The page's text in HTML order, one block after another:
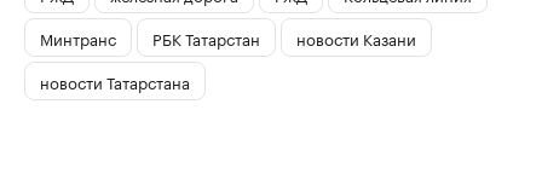
Минтранс
РБК Татарстан
новости Казани
новости Татарстана